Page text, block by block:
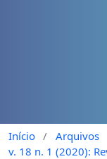
Início / Arquivos
v. 18 n. 1 (2020):